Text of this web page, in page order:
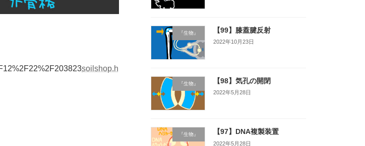
soilshop.h
『生物』 【99】膝蓋腱反射
2022年10月23日
『生物』 【98】気孔の開閉
2022年5月28日
『生物』 【97】DNA複製装置
2022年5月28日